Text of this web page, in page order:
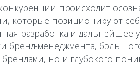
происходит
которые позиционируют
разработка и дальнейшее
бренд-менеджмента,
но и глубокого